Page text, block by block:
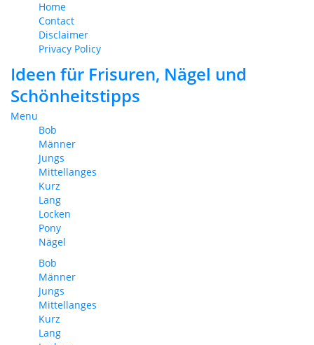
Home
Contact
Disclaimer
Privacy Policy
Ideen für Frisuren, Nägel und
Schönheitstipps
Menu
Bob
Männer
Jungs
Mittellanges
Kurz
Lang
Locken
Pony
Nägel
Bob
Männer
Jungs
Mittellanges
Kurz
Lang